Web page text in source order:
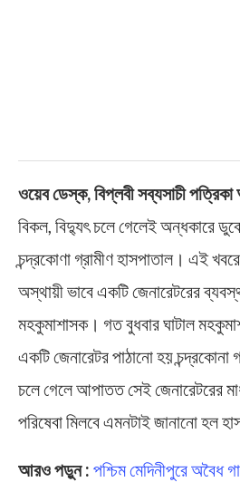
ওয়েব ডেস্ক, বিপ্লবী সব্যসাচী
বিকল, বিদ্যুৎ চলে গেলেই অন্ধকারে
চন্দ্রকোণা গ্রামীণ হাসপাতাল। এই
অস্থায়ী ভাবে একটি জেনারেটরের
মহকুমাশাসক। গত বুধবার ঘাটাল
একটি জেনারেটর পাঠানো হয় চন্দ্রকোনা
চলে গেলে আপাতত সেই জেনারেটরের
পরিষেবা মিলবে এমনটাই জানানো হল
আরও পড়ুন : পশ্চিম মেদিনীপুরে অবৈধ